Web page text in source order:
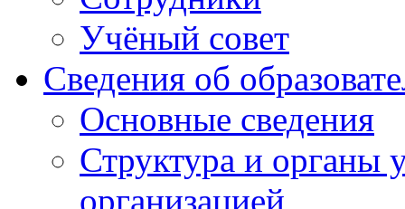
Учёный совет
Сведения об
Основные сведения
Структура и органы
организацией